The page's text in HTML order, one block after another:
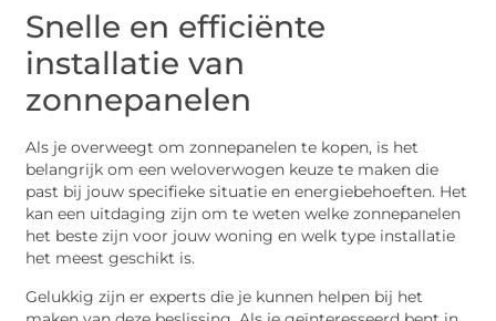
Snelle en efficiënte
installatie van
zonnepanelen
Als je overweegt om zonnepanelen te kopen, is het
belangrijk om een weloverwogen keuze te maken die
past bij jouw specifieke situatie en energiebehoeften. Het
kan een uitdaging zijn om te weten welke zonnepanelen
het beste zijn voor jouw woning en welk type installatie
het meest geschikt is.
Gelukkig zijn er experts die je kunnen helpen bij het